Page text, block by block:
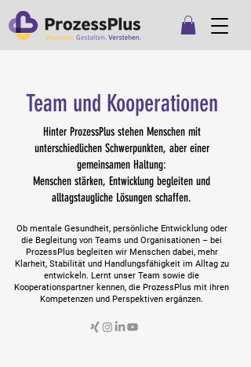
Team und Kooperationen
Hinter ProzessPlus stehen Menschen mit
unterschiedlichen Schwerpunkten, aber einer
gemeinsamen Haltung:
Menschen stärken, Entwicklung begleiten und
alltagstaugliche Lösungen schaffen.
Ob mentale Gesundheit, persönliche Entwicklung oder
die Begleitung von Teams und Organisationen – bei
ProzessPlus begleiten wir Menschen dabei, mehr
Klarheit, Stabilität und Handlungsfähigkeit im Alltag zu
entwickeln. Lernt unser Team sowie die
Kooperationspartner kennen, die ProzessPlus mit ihren
Kompetenzen und Perspektiven ergänzen.